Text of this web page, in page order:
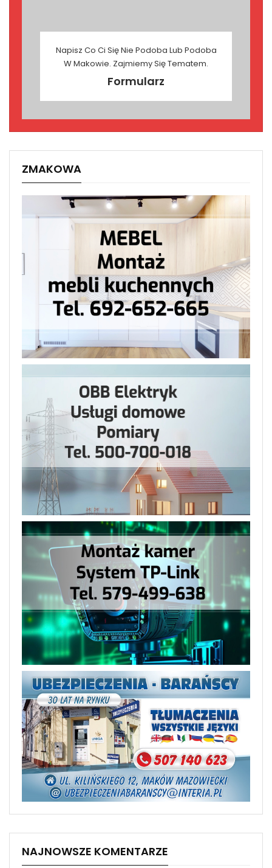
Napisz Co Ci Się Nie Podoba Lub Podoba
W Makowie. Zajmiemy Się Tematem.
Formularz
ZMAKOWA
NAJNOWSZE KOMENTARZE